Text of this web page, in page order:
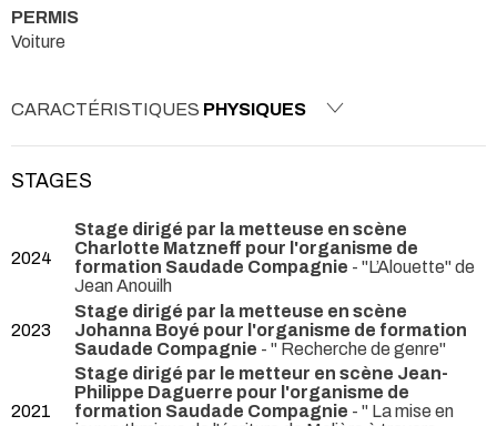
PERMIS
Voiture
CARACTÉRISTIQUES PHYSIQUES
STAGES
2024
Stage dirigé par la metteuse en scène
Charlotte Matzneff pour l'organisme de
formation Saudade Compagnie - "L’Alouette" de
Jean Anouilh
2023
Stage dirigé par la metteuse en scène
Johanna Boyé pour l'organisme de formation
Saudade Compagnie - " Recherche de genre"
2021
Stage dirigé par le metteur en scène Jean-
Philippe Daguerre pour l'organisme de
formation Saudade Compagnie - " La mise en